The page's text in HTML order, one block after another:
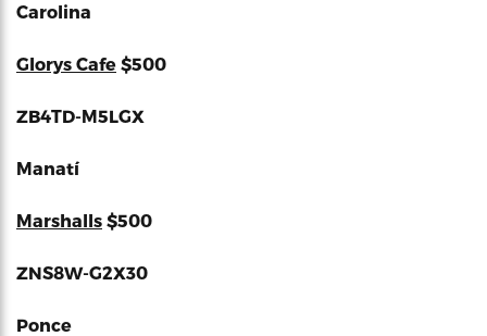
Carolina
Glorys Cafe $500
ZB4TD-M5LGX
Manatí
Marshalls $500
ZNS8W-G2X30
Ponce